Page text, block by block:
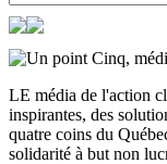
LE média de l'action
inspirantes, des
quatre coins du
solidarité à but non